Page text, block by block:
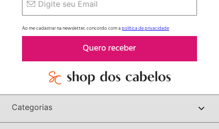
Ao me cadastrar na newsletter, concordo com apolítica de privacidade
Quero receber
Categorias